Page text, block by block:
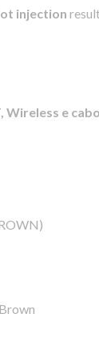
injection
Wireless e